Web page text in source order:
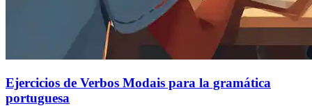
Ejercicios de Verbos Modais para la gramática
portuguesa